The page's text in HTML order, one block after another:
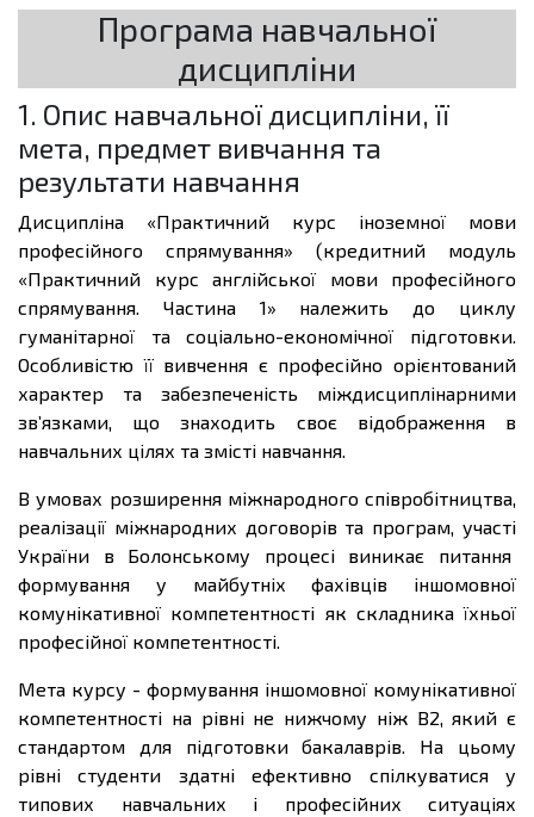
Програма навчальної
дисципліни
1. Опис навчальної дисципліни, її
мета, предмет вивчання та
результати навчання
Дисципліна «Практичний курс іноземної мови
професійного спрямування» (кредитний модуль
«Практичний курс англійської мови професійного
спрямування. Частина 1» належить до циклу
гуманітарної та соціально-економічної підготовки.
Особливістю її вивчення є професійно орієнтований
характер та забезпеченість міждисциплінарними
зв’язками, що знаходить своє відображення в
навчальних цілях та змісті навчання.
В умовах розширення міжнародного співробітництва,
реалізації міжнародних договорів та програм, участі
України в Болонському процесі виникає питання
формування у майбутніх фахівців іншомовної
комунікативної компетентності як складника їхньої
професійної компетентності.
Мета курсу - формування іншомовної комунікативної
компетентності на рівні не нижчому ніж В2, який є
стандартом для підготовки бакалаврів. На цьому
рівні студенти здатні ефективно спілкуватися у
типових навчальних і професійних ситуаціях